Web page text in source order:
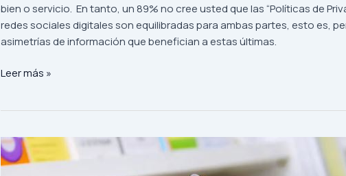
bien o servicio. En tanto, un 89% no cree usted que las “Políticas de
redes sociales digitales son equilibradas para ambas partes, esto es,
asimetrías de información que benefician a estas últimas.
Leer más »
Estudio
sobre